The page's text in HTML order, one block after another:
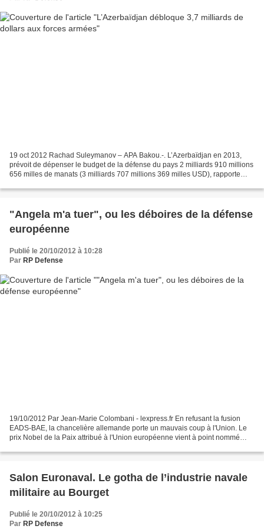
19 oct 2012 Rachad Suleymanov – APA Bakou.-. L’Azerbaïdjan en 2013,
prévoit de dépenser le budget de la défense du pays 2 milliards 910 millions
656 milles de manats (3 milliards 707 millions 369 milles USD), rapporte
"Angela m'a tuer", ou les déboires de la défense
européenne
Publié le 20/10/2012 à 10:28
Par RP Defense
19/10/2012 Par Jean-Marie Colombani - lexpress.fr En refusant la fusion
EADS-BAE, la chancelière allemande porte un mauvais coup à l'Union. Le
prix Nobel de la Paix attribué à l'Union européenne vient à point nommé
Salon Euronaval. Le gotha de l’industrie navale
militaire au Bourget
Publié le 20/10/2012 à 10:25
Par RP Defense